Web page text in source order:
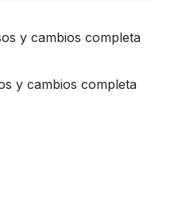
y cambios completa
y cambios completa